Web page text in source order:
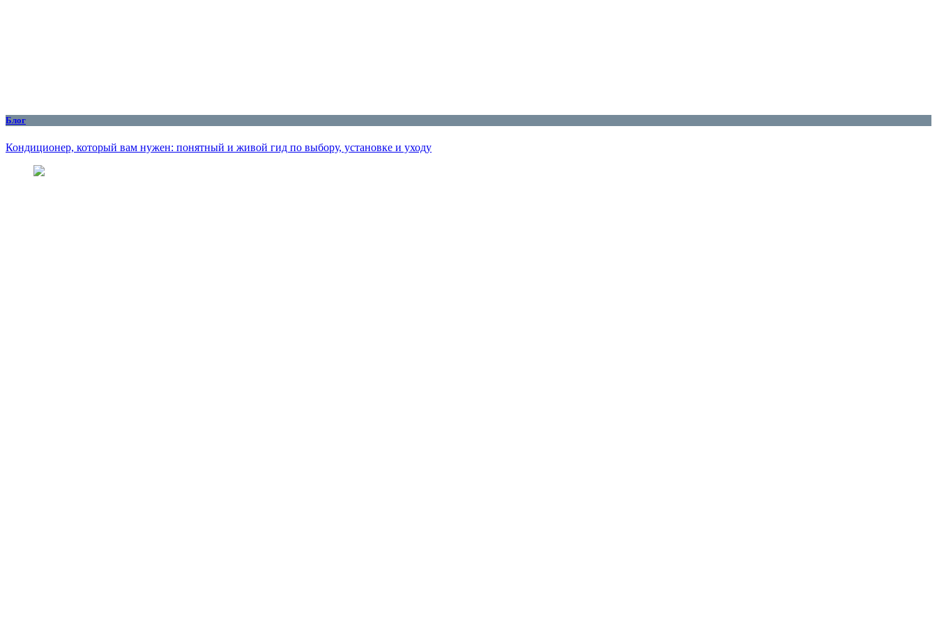
Блог
Кондиционер, который вам нужен: понятный и живой гид по выбору, установке и уходу